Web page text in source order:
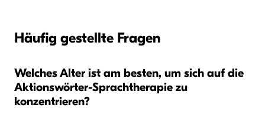
Häufig gestellte Fragen
Welches Alter ist am besten, um sich auf die
Aktionswörter-Sprachtherapie zu
konzentrieren?